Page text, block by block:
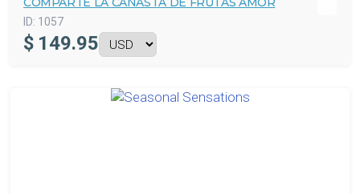
ID: 1057
$ 149.95